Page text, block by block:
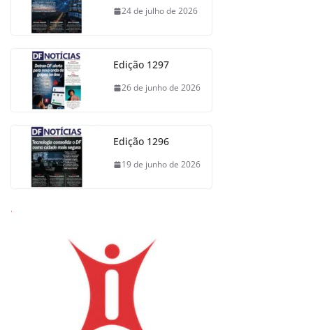
24 de julho de 2026
Edição 1297
26 de junho de 2026
Edição 1296
19 de junho de 2026